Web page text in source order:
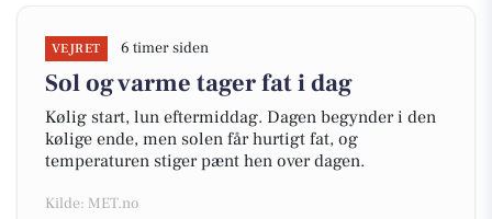
VEJRET 6 timer siden
Sol og varme tager fat i dag
Kølig start, lun eftermiddag. Dagen begynder i den
kølige ende, men solen får hurtigt fat, og
temperaturen stiger pænt hen over dagen.
Kilde: MET.no